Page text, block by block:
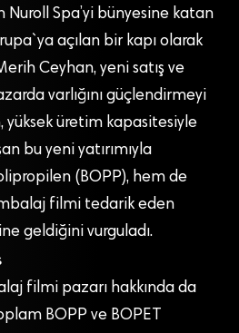
Spa’yi bünyesine katan
açılan bir kapı olarak
Ceyhan, yeni satış ve
varlığını güçlendirmeyi
yüksek üretim kapasitesiyle
bu yeni yatırımıyla
(BOPP), hem de
filmi tedarik eden
geldiğini vurguladı.
filmi pazarı hakkında da
BOPP ve BOPET